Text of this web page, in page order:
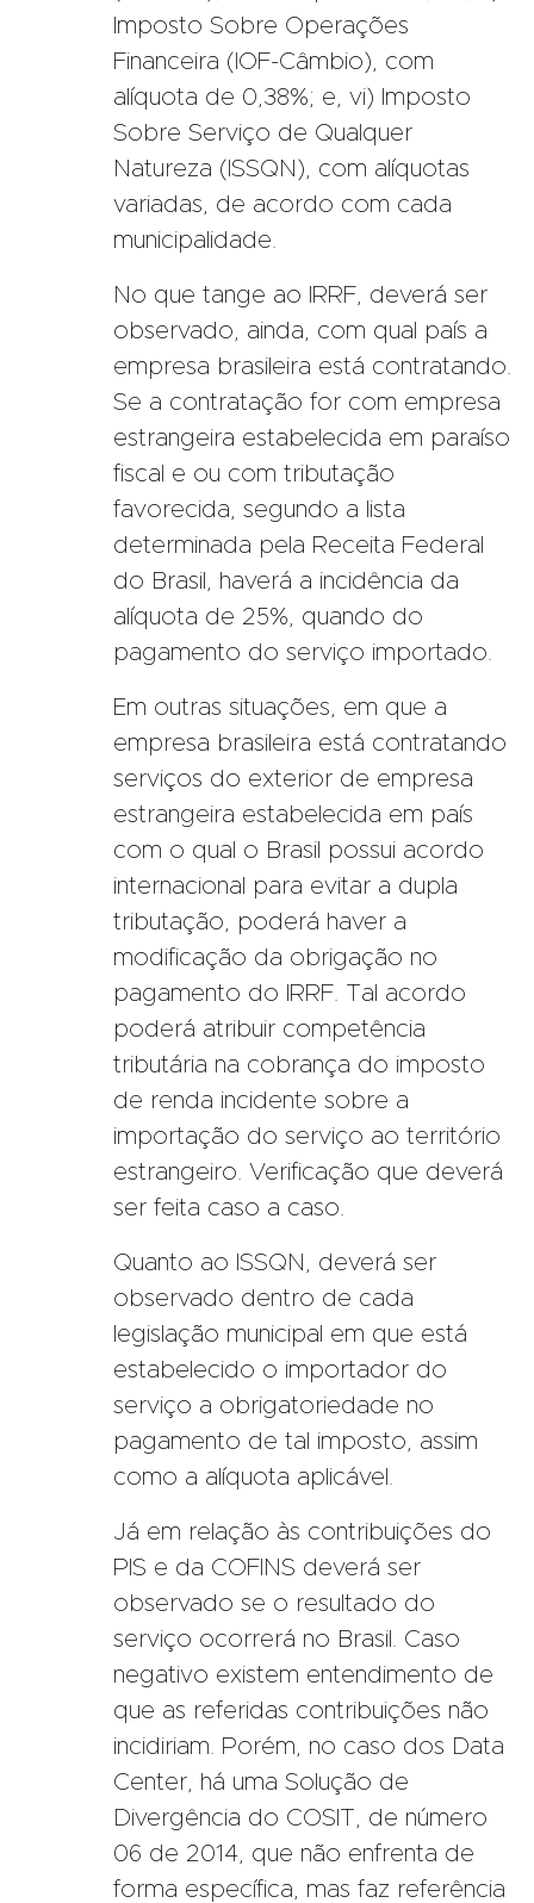
Imposto Sobre Operações
Financeira (IOF-Câmbio), com
alíquota de 0,38%; e, vi) Imposto
Sobre Serviço de Qualquer
Natureza (ISSQN), com alíquotas
variadas, de acordo com cada
municipalidade.
No que tange ao IRRF, deverá ser
observado, ainda, com qual país a
empresa brasileira está contratando.
Se a contratação for com empresa
estrangeira estabelecida em paraíso
fiscal e ou com tributação
favorecida, segundo a lista
determinada pela Receita Federal
do Brasil, haverá a incidência da
alíquota de 25%, quando do
pagamento do serviço importado.
Em outras situações, em que a
empresa brasileira está contratando
serviços do exterior de empresa
estrangeira estabelecida em país
com o qual o Brasil possui acordo
internacional para evitar a dupla
tributação, poderá haver a
modificação da obrigação no
pagamento do IRRF. Tal acordo
poderá atribuir competência
tributária na cobrança do imposto
de renda incidente sobre a
importação do serviço ao território
estrangeiro. Verificação que deverá
ser feita caso a caso.
Quanto ao ISSQN, deverá ser
observado dentro de cada
legislação municipal em que está
estabelecido o importador do
serviço a obrigatoriedade no
pagamento de tal imposto, assim
como a alíquota aplicável.
Já em relação às contribuições do
PIS e da COFINS deverá ser
observado se o resultado do
serviço ocorrerá no Brasil. Caso
negativo existem entendimento de
que as referidas contribuições não
incidiriam. Porém, no caso dos Data
Center, há uma Solução de
Divergência do COSIT, de número
06 de 2014, que não enfrenta de
forma específica, mas faz referência